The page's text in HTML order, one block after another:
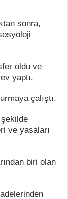
sonra,
oldu ve
yaptı.
çalıştı.
ve yasaları
biri olan